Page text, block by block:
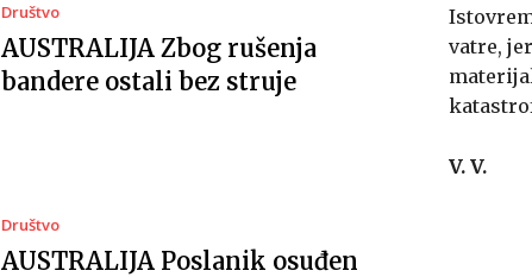
Društvo
AUSTRALIJA Zbog rušenja
bandere ostali bez struje
Društvo
AUSTRALIJA Poslanik osuđen
vatre,
V. V.